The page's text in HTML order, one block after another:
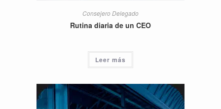
Consejero Delegado
Rutina diaria de un CEO
Leer más